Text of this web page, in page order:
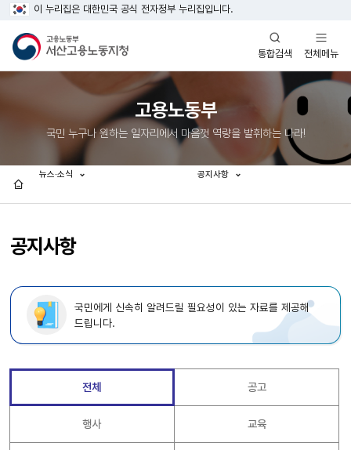
이 누리집은 대한민국 공식 전자정부 누리집입니다.
통합검색
열기
전체메뉴
열기
고용노동부
국민 누구나 원하는 일자리에서 마음껏 역량을 발휘하는 나라!
공지사항
뉴스·소식 공지사항
국민에게 신속히 알려드릴 필요성이 있는 자료를 제공해
드립니다.
전체 공고
행사 교육